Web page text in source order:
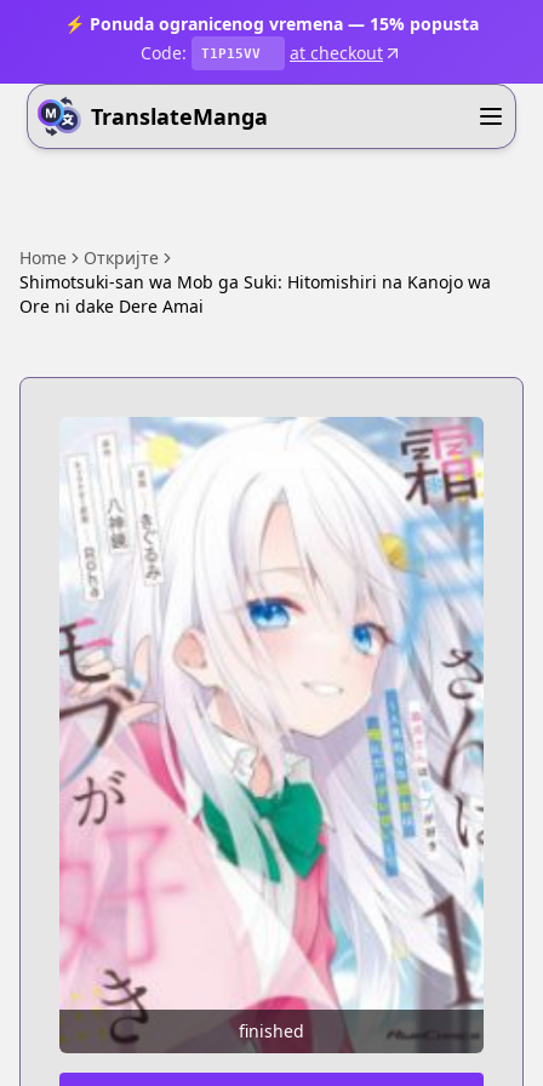
⚡ Ponuda ogranicenog vremena — 15% popusta
Code:
T1P15VV at checkout
TranslateManga
Home
Откријте
Shimotsuki-san wa Mob ga Suki: Hitomishiri na Kanojo wa
Ore ni dake Dere Amai
finished